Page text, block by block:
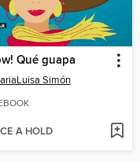
Qué guapa
Simón
A HOLD